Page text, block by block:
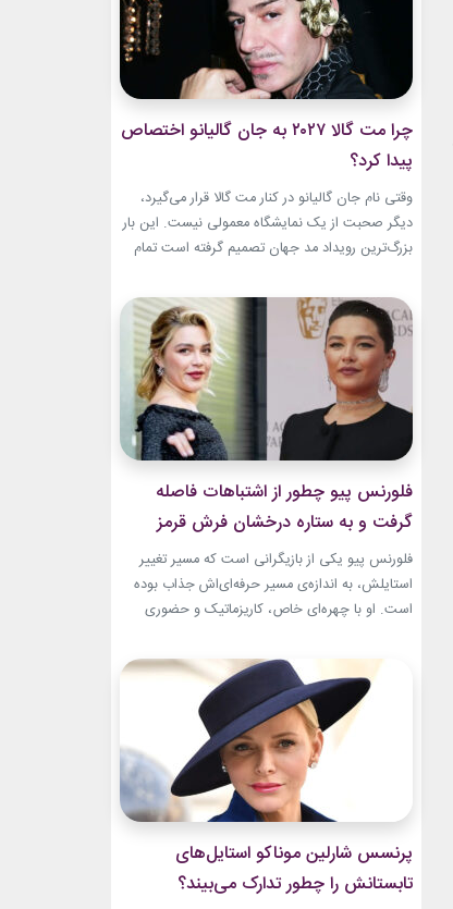
چرا مت گالا ۲۰۲۷ به جان گالیانو اختصاص
پیدا کرد؟
وقتی نام جان گالیانو در کنار مت گالا قرار می‌گیرد،
دیگر صحبت از یک نمایشگاه معمولی نیست. این بار
بزرگ‌ترین رویداد مد جهان تصمیم گرفته است تمام
طراحان تاریخ را به تصویر بکشد. نمایشگاه John
Galliano: Horizons که با عنوان «افق‌های جان
گالیانو» شناخته می‌شود، فقط مرور لباس‌های...
فلورنس پیو چطور از اشتباهات فاصله
گرفت و به ستاره درخشان فرش قرمز
تبدیل شد؟
فلورنس پیو یکی از بازیگرانی است که مسیر تغییر
استایلش، به اندازه‌ی مسیر حرفه‌ای‌اش جذاب بوده
است. او با چهره‌ای خاص، کاریزماتیک و حضوری
سال‌های ابتدایی فعالیتش هنوز زبان شخصی خود را
در مد پیدا نکرده بود.لینک پیشنهادیجدیدترین
کالکشن 2026 دستبند نقره پاندوراخرید اکسسوری
پرنسس شارلین موناکو استایل‌های
تابستانش را چطور تدارک می‌بیند؟